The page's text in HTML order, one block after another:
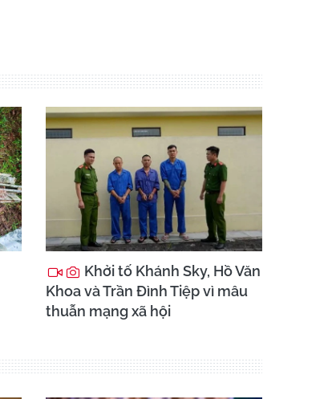
Khởi tố Khánh Sky, Hồ Văn
Khoa và Trần Đình Tiệp vì mâu
thuẫn mạng xã hội